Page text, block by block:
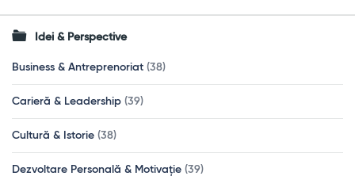
Idei & Perspective
Business & Antreprenoriat (38)
Carieră & Leadership (39)
Cultură & Istorie (38)
Dezvoltare Personală & Motivație (39)